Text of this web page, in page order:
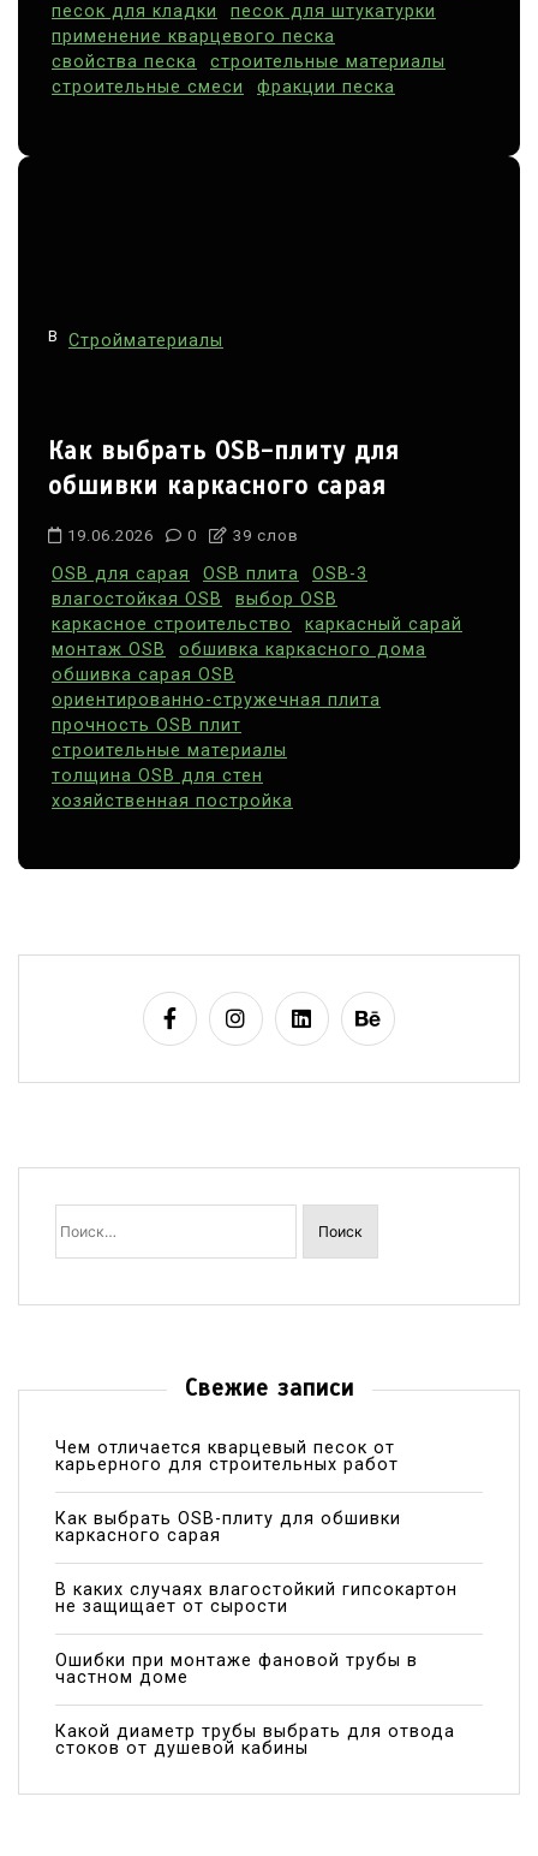
песок для кладки
песок для штукатурки
применение кварцевого песка
свойства песка
строительные материалы
строительные смеси
фракции песка
В Стройматериалы
Как выбрать OSB-плиту для
обшивки каркасного сарая
19.06.2026 0 39 слов
OSB для сарая OSB плита
OSB-3
влагостойкая OSB
выбор OSB
каркасное строительство
каркасный сарай
монтаж OSB
обшивка каркасного дома
обшивка сарая OSB
ориентированно-стружечная плита
прочность OSB плит
строительные материалы
толщина OSB для стен
хозяйственная постройка
Найти:
Свежие записи
Чем отличается кварцевый песок от
карьерного для строительных работ
Как выбрать OSB-плиту для обшивки
каркасного сарая
В каких случаях влагостойкий гипсокартон
не защищает от сырости
Ошибки при монтаже фановой трубы в
частном доме
Какой диаметр трубы выбрать для отвода
стоков от душевой кабины